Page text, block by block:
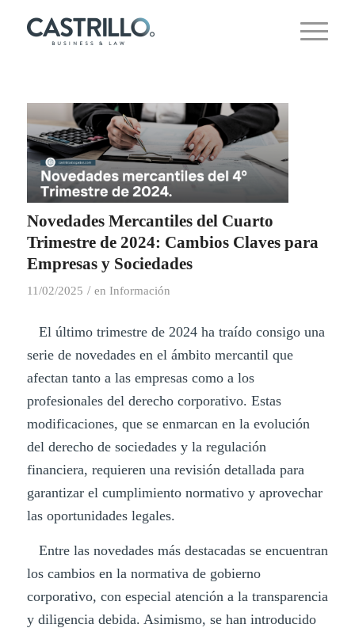
Novedades Mercantiles del Cuarto
Trimestre de 2024: Cambios Claves para
Empresas y Sociedades
11/02/2025 / en Información
El último trimestre de 2024 ha traído consigo una
serie de novedades en el ámbito mercantil que
afectan tanto a las empresas como a los
profesionales del derecho corporativo. Estas
modificaciones, que se enmarcan en la evolución
del derecho de sociedades y la regulación
financiera, requieren una revisión detallada para
garantizar el cumplimiento normativo y aprovechar
las oportunidades legales.
Entre las novedades más destacadas se encuentran
los cambios en la normativa de gobierno
corporativo, con especial atención a la transparencia
y diligencia debida. Asimismo, se han introducido